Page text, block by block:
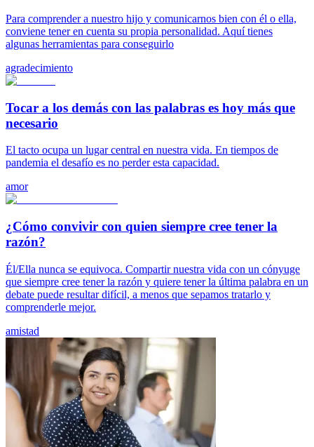
Para comprender a nuestro hijo y comunicarnos bien con él o ella,
conviene tener en cuenta su propia personalidad. Aquí tienes
algunas herramientas para conseguirlo
agradecimiento
Tocar a los demás con las palabras es hoy más que
necesario
El tacto ocupa un lugar central en nuestra vida. En tiempos de
pandemia el desafío es no perder esta capacidad.
amor
¿Cómo convivir con quien siempre cree tener la
razón?
Él/Ella nunca se equivoca. Compartir nuestra vida con un cónyuge
que siempre cree tener la razón y quiere tener la última palabra en un
debate puede resultar difícil, a menos que sepamos tratarlo y
comprenderle mejor.
amistad